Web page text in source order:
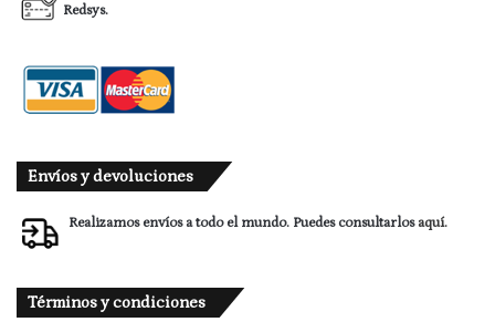
Redsys.
Envíos y devoluciones
Realizamos envíos a todo el mundo. Puedes consultarlosaquí.
Términos y condiciones